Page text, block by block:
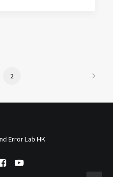
2
Error Lab HK